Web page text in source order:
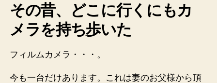
その昔、どこに行くにもカ
メラを持ち歩いた
フィルムカメラ・・・。
今も一台だけあります。これは妻のお父様から頂